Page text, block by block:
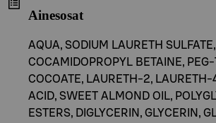
Ainesosat
AQUA, SODIUM LAURETH SULFATE,
COCAMIDOPROPYL BETAINE, PEG-
COCOATE, LAURETH-2, LAURETH-
ACID, SWEET ALMOND OIL,
ESTERS, DIGLYCERIN, GLYCERIN,